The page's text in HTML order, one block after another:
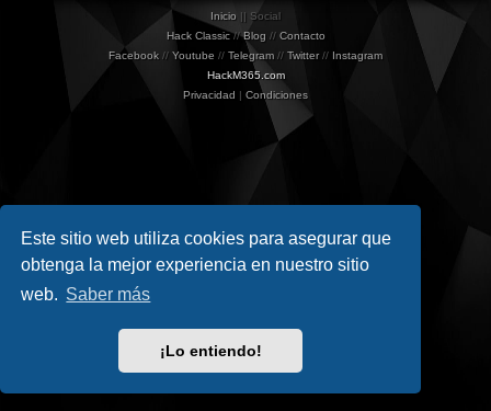
Este sitio web utiliza cookies para asegurar que
obtenga la mejor experiencia en nuestro sitio
web. Saber más
¡Lo entiendo!
Inicio || Social
Hack Classic//Blog // Contacto
Facebook // Youtube // Telegram // Twitter// Instagram
HackM365.com
Privacidad | Condiciones